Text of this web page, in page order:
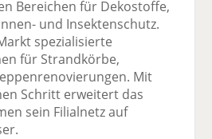
Bereichen für Dekostoffe,
und Insektenschutz.
spezialisierte
für Strandkörbe,
Mit
Schritt erweitert das
sein Filialnetz auf